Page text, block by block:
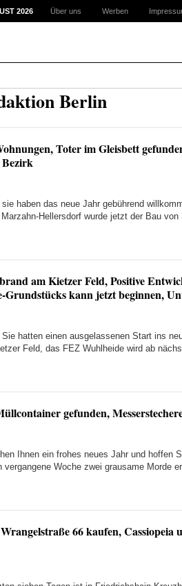
2026 Über uns Werben
Berlin
Toter im Gleisbett
sie haben das neue Jahr gebührend
Hellersdorf wurde jetzt der Bau
am Kietzer Feld, Positive
Grundstücks kann jetzt beginnen,
Sie hatten einen ausgelassenen Start ins
Feld, das FEZ Wuhlheide wird ab
gefunden,
Ihnen ein frohes neues Jahr und hoffen
vergangene Woche zwei grausame Morde
66 kaufen, Cassiopeia